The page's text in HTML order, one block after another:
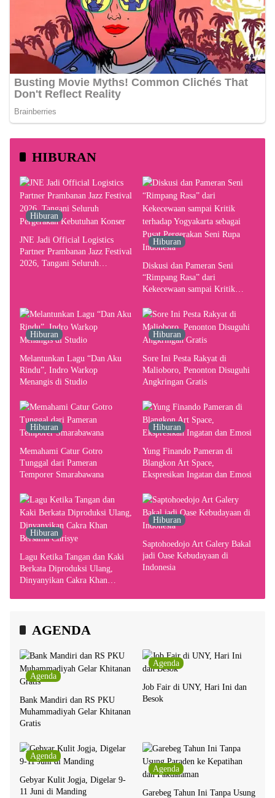
HIBURAN
Hiburan
JNE Jadi Official Logistics
Partner Prambanan Jazz Festival
2026, Tangani Seluruh
Hiburan
Diskusi dan Pameran Seni
“Rimpang Rasa” dari
Kekecewaan sampai Kritik
Pusat Pergerakan Seni Rupa
Indonesia
Hiburan
Melantunkan Lagu “Dan Aku
Rindu”, Indro Warkop
Menangis di Studio
Hiburan
Sore Ini Pesta Rakyat di
Malioboro, Penonton Disuguhi
Angkringan Gratis
Hiburan
Memahami Catur Gotro
Tunggal dari Pameran
Temporer Smarabawana
Hiburan
Yung Finando Pameran di
Blangkon Art Space,
Ekspresikan Ingatan dan Emosi
Hiburan
Lagu Ketika Tangan dan Kaki
Berkata Diproduksi Ulang,
Dinyanyikan Cakra Khan
Hiburan
Saptohoedojo Art Galery Bakal
jadi Oase Kebudayaan di
Indonesia
AGENDA
Agenda
Bank Mandiri dan RS PKU
Muhammadiyah Gelar Khitanan
Gratis
Agenda
Job Fair di UNY, Hari Ini dan
Besok
Agenda
Gebyar Kulit Jogja, Digelar 9-
11 Juni di Manding
Agenda
Garebeg Tahun Ini Tanpa Usung